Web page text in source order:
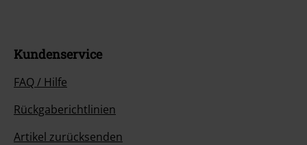
Kundenservice
FAQ / Hilfe
Rückgaberichtlinien
Artikel zurücksenden